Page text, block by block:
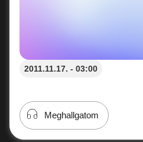
2011.11.17. - 03:00
Meghallgatom